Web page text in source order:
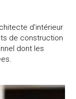
d'intérieur
de construction
dont les